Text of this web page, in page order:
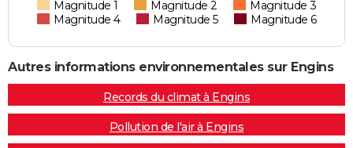
Magnitude 1 Magnitude 2
Magnitude 3
Magnitude 4
Magnitude 5 Magnitude 6
Autres informations environnementales sur Engins
Records du climat à Engins
Pollution de l'air à Engins